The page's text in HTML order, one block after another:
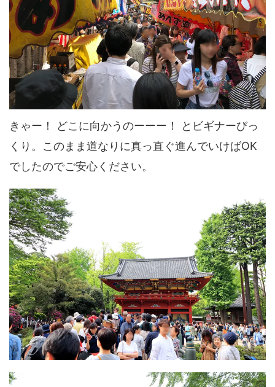
きゃー！ どこに向かうのーーー！ とビギナーびっ
くり。このまま道なりに真っ直ぐ進んでいけばOK
でしたのでご安心ください。